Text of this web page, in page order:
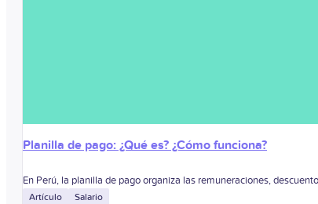
Planilla de pago: ¿Qué es? ¿Cómo funciona?
En Perú, la planilla de pago organiza las remuneraciones,
Artículo Salario